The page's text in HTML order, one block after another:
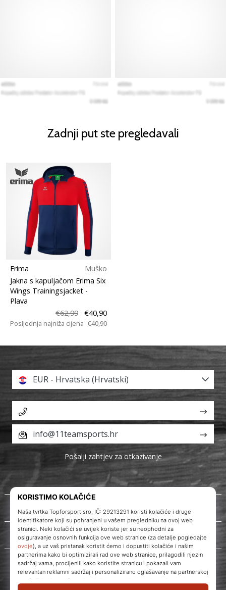
Zadnji put ste pregledavali
Erima
Muško
Jakna s kapuljačom Erima Six
Wings Trainingsjacket -
Plava
€62,99
€40,90
Posljednja najniža cijena €40,90
O nama
Korisnička podrška
EUR - Hrvatska (Hrvatski)
info@11teamsports.hr
Pošalji zahtjev za otkazivanje